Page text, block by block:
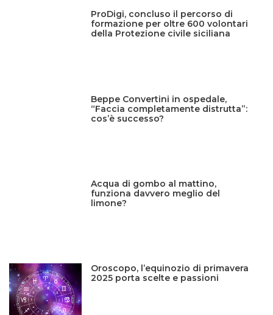
ProDigi, concluso il percorso di
formazione per oltre 600 volontari
della Protezione civile siciliana
Beppe Convertini in ospedale,
“Faccia completamente distrutta”:
cos’è successo?
Acqua di gombo al mattino,
funziona davvero meglio del
limone?
Oroscopo, l’equinozio di primavera
2025 porta scelte e passioni